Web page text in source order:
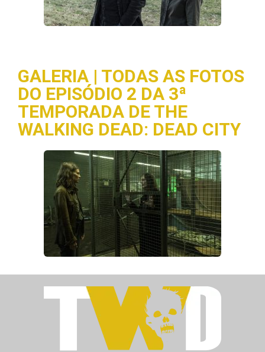
GALERIA | TODAS AS FOTOS
DO EPISÓDIO 2 DA 3ª
TEMPORADA DE THE
WALKING DEAD: DEAD CITY